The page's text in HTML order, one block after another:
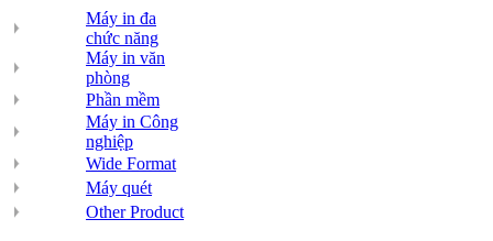
Máy in đa
chức năng
Máy in văn
phòng
Phần mềm
Máy in Công
nghiệp
Wide Format
Máy quét
Other Product